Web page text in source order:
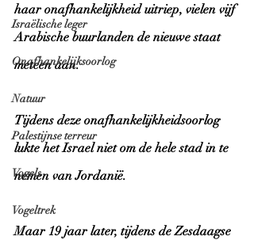
Israëlische leger
Onafhankelijksoorlog
Natuur
Palestijnse terreur
Vogels
Vogeltrek
haar onafhankelijkheid uitriep, vielen vijf
Arabische buurlanden de nieuwe staat
meteen aan.
Tijdens deze onafhankelijkheidsoorlog
lukte het Israel niet om de hele stad in te
nemen van Jordanië.
Maar 19 jaar later, tijdens de Zesdaagse